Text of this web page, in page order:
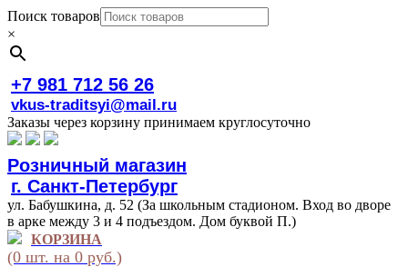
Поиск товаров
×
+7 981 712 56 26
vkus-traditsyi@mail.ru
Заказы через корзину принимаем круглосуточно
Розничный магазин
г. Санкт-Петербург
ул. Бабушкина, д. 52 (За школьным стадионом. Вход во дворе
в арке между 3 и 4 подъездом. Дом буквой П.)
КОРЗИНА
(0 шт. на 0 руб.)